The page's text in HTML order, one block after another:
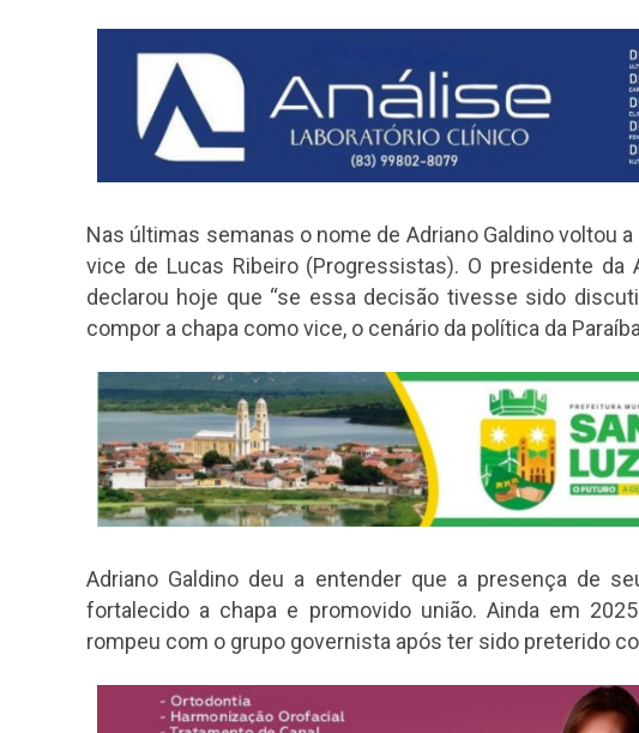
Nas últimas semanas o nome de Adriano Galdino voltou
vice de Lucas Ribeiro (Progressistas). O presidente
declarou hoje que “se essa decisão tivesse sido
compor a chapa como vice, o cenário da política da
Adriano Galdino deu a entender que a presença de
fortalecido a chapa e promovido união. Ainda em
rompeu com o grupo governista após ter sido preterido